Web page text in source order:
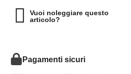
Vuoi noleggiare questo
articolo?
Pagamenti sicuri